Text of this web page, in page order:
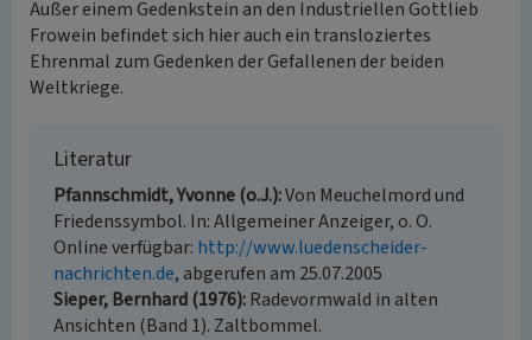
Außer einem Gedenkstein an den Industriellen Gottlieb
Frowein befindet sich hier auch ein transloziertes
Ehrenmal zum Gedenken der Gefallenen der beiden
Weltkriege.
Literatur
Pfannschmidt, Yvonne (o.J.) Von Meuchelmord und
Friedenssymbol. In: Allgemeiner Anzeiger, o. O.
Online verfügbar: http://www.luedenscheider-
nachrichten.de, abgerufen am 25.07.2005
Sieper, Bernhard (1976) Radevormwald in alten
Ansichten (Band 1). Zaltbommel.